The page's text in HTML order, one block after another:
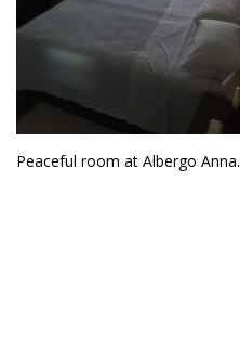
Peaceful room at Albergo Anna.